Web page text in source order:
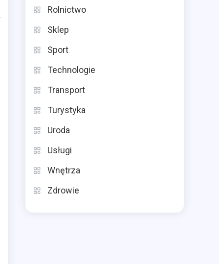
Rolnictwo
Sklep
Sport
Technologie
Transport
Turystyka
Uroda
Usługi
Wnętrza
Zdrowie